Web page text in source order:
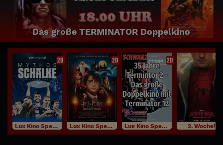
Das große TERMINATOR Doppelkino
2D
Lux Kino Specials
2D
Lux Kino Specials
2D
Lux Kino Specials 2. Woche!